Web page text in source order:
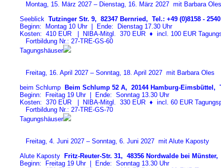
Montag, 15. März 2027 – Dienstag, 16. März 2027 mit Barbara Oles
Seeblick Tutzinger Str. 9, 82347 Bernried, Tel.: +49 (0)8158 - 2540
Beginn: Montag 10 Uhr | Ende: Dienstag 17.30 Uhr
Kosten: 410 EUR | NIBA-Mitgl. 370 EUR ♦ incl. 100 EUR
Fortbildung Nr.: 27-TRE-GS-60
Tagungshäuser
Freitag, 16. April 2027 – Sonntag, 18. April 2027 mit Barbara Oles
beim Schlump
Beim Schlump 52 A, 20144 Hamburg-Eimsbüttel,
Beginn: Freitag 19 Uhr | Ende: Sonntag 13.30 Uhr
Kosten: 370 EUR | NIBA-Mitgl. 330 EUR ♦ incl. 60 EUR
Fortbildung Nr.: 27-TRE-GS-70
Tagungshäuser
Freitag, 4. Juni 2027 – Sonntag, 6. Juni 2027 mit Alute Kaposty
Alute Kaposty
Fritz-Reuter-Str. 31, 48356 Nordwalde bei Münster,
Beginn: Freitag 19 Uhr | Ende: Sonntag 13.30 Uhr